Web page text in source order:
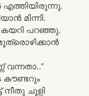
മിന്നി.
കയറി പറഞ്ഞു.
വന്നതാ..”
നീതു ചൂളി